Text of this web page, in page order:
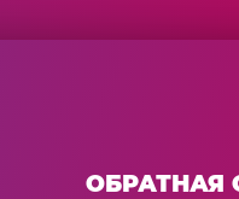
ОБРАТНАЯ